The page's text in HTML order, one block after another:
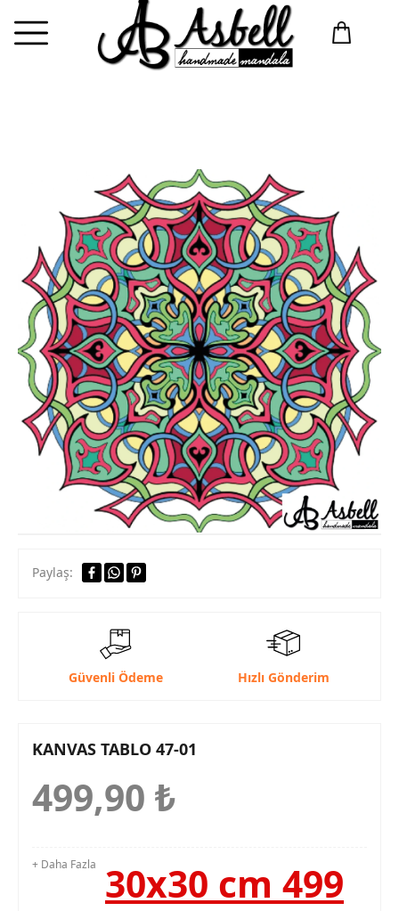
Paylaş:
Güvenli Ödeme Hızlı Gönderim
KANVAS TABLO 47-01
499,90 ₺
+ Daha Fazla
30x30 cm 499